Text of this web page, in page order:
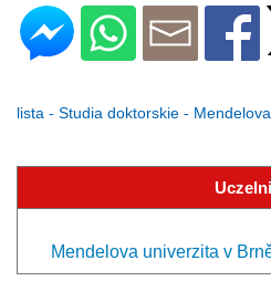
lista - Studia doktorskie -
Mendelova univerzita v